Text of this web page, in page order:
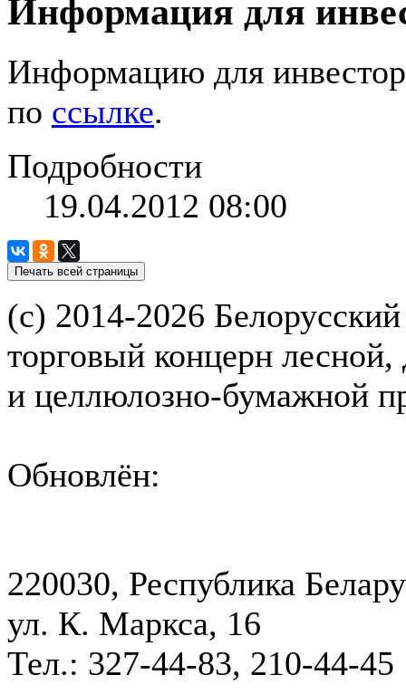
Информация для
Информацию для
по ссылке.
Подробности
19.04.2012 08:00
(с) 2014-2026
торговый концерн
и целлюлозно-бумажной
Обновлён:
220030, Республика
ул. К. Маркса, 16
Тел.: 327-44-83, 210-44-45